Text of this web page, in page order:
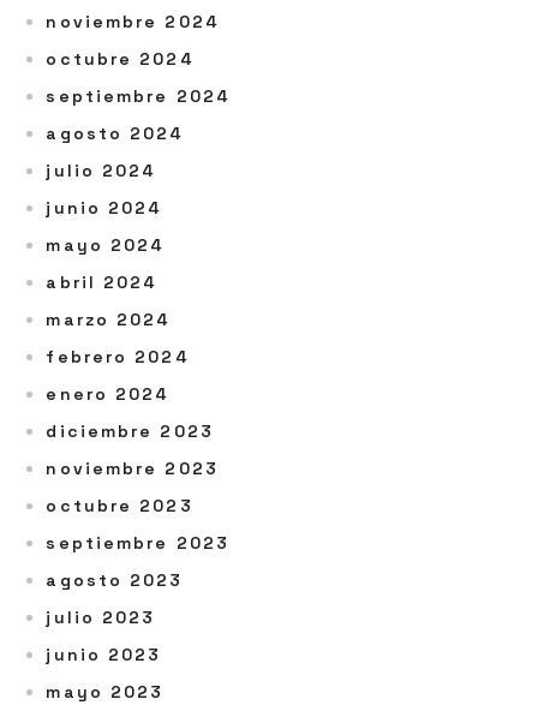
noviembre 2024
octubre 2024
septiembre 2024
agosto 2024
julio 2024
junio 2024
mayo 2024
abril 2024
marzo 2024
febrero 2024
enero 2024
diciembre 2023
noviembre 2023
octubre 2023
septiembre 2023
agosto 2023
julio 2023
junio 2023
mayo 2023